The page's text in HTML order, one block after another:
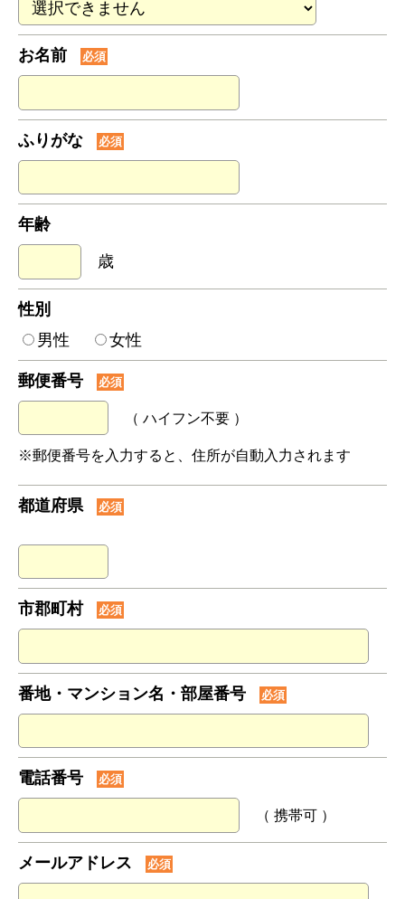
お名前 必須
ふりがな 必須
年齢
歳
性別
男性
女性
郵便番号 必須
（ ハイフン不要 ）
※郵便番号を入力すると、住所が自動入力されます
都道府県 必須
市郡町村 必須
番地・マンション名・部屋番号 必須
電話番号 必須
（ 携帯可 ）
メールアドレス 必須